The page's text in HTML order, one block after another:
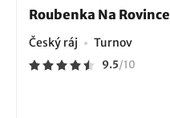
Roubenka Na Rovince
Český ráj Turnov
9.5/10